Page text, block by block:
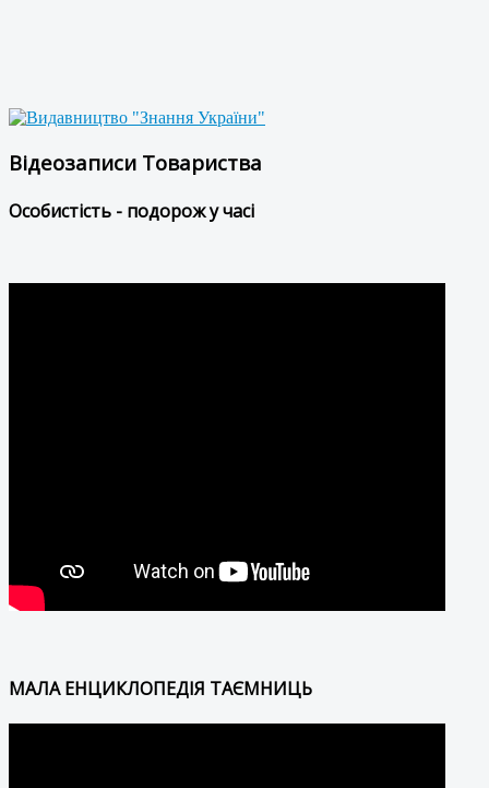
Відеозаписи Товариства
Особистість - подорож у часі
МАЛА ЕНЦИКЛОПЕДІЯ ТАЄМНИЦЬ